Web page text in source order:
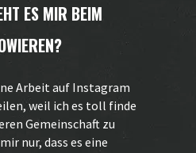
ES MIR BEIM
Arbeit auf Instagram
weil ich es toll finde
Gemeinschaft zu
nur, dass es eine